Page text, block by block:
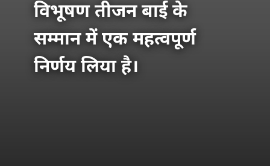
विभूषण तीजन बाई के
सम्मान में एक महत्वपूर्ण
निर्णय लिया है।